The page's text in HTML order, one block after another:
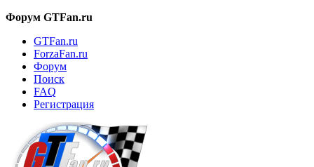
Форум GTFan.ru
GTFan.ru
ForzaFan.ru
Форум
Поиск
FAQ
Регистрация